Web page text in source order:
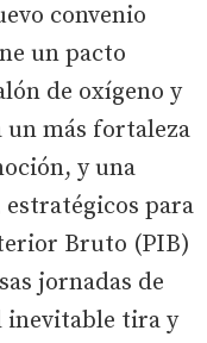
convenio
un pacto
de oxígeno y
un más fortaleza
y una
para
Bruto (PIB)
jornadas de
inevitable tira y